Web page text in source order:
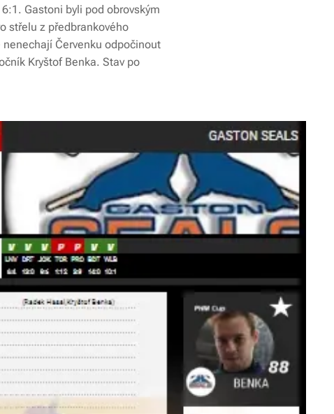
Gastoni byli pod obrovským
střelu z předbrankového
Červenku odpočinout
Kryštof Benka. Stav po